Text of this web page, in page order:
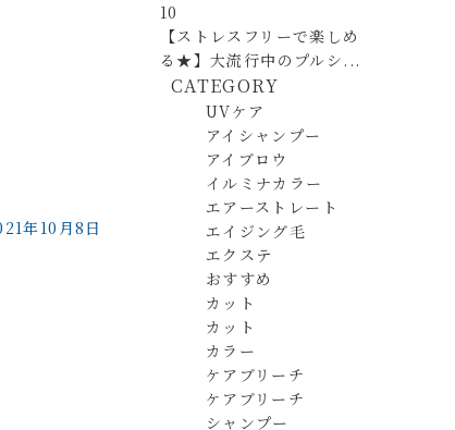
年10月8日
10
【ストレスフリーで楽しめ
る★】大流行中のプルシ...
CATEGORY
UVケア
アイシャンプー
アイブロウ
イルミナカラー
エアーストレート
エイジング毛
エクステ
おすすめ
カット
カット
カラー
ケアブリーチ
ケアブリーチ
シャンプー